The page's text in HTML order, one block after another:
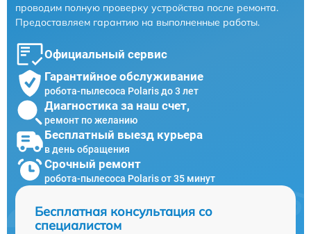
проводим полную проверку устройства после ремонта.
Предоставляем гарантию на выполненные работы.
Официальный сервис
Гарантийное обслуживание
робота-пылесоса Polaris до 3 лет
Диагностика за наш счет,
ремонт по желанию
Бесплатный выезд курьера
в день обращения
Срочный ремонт
робота-пылесоса Polaris от 35 минут
Бесплатная консультация со
специалистом